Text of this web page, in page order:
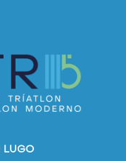
LUGO